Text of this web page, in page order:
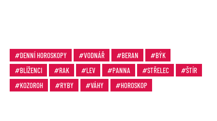
DENNÍ HOROSKOPY VODNÁŘ BERAN
BÝK
BLÍŽENCI
RAK LEV PANNA STŘELEC
ŠTÍR
KOZOROH
RYBY VÁHY HOROSKOP